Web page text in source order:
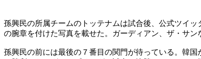
孫興民の所属チームのトッテナムは試合後、公式ツイ
の腕章を付けた写真を載せた。ガーディアン、ザ・サ
孫興民の前には最後の７番目の関門が待っている。韓